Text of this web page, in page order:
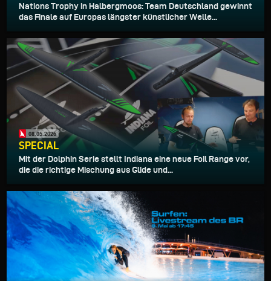
Nations Trophy in Halbergmoos: Team Deutschland gewinnt
das Finale auf Europas längster künstlicher Welle...
08.05.2026
SPECIAL
Mit der Dolphin Serie stellt Indiana eine neue Foil Range vor,
die die richtige Mischung aus Glide und...